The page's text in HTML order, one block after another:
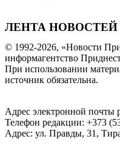
ЛЕНТА НОВОСТЕЙ
© 1992-2026, «Новости
информагентство
При использовании
источник обязательна.
Адрес электронной почты
Телефон редакции: +373
Адрес: ул. Правды, 31,